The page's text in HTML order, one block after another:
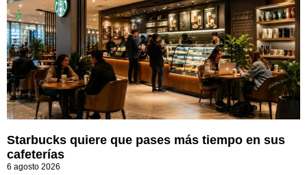
Starbucks quiere que pases más tiempo en sus
cafeterías
6 agosto 2026